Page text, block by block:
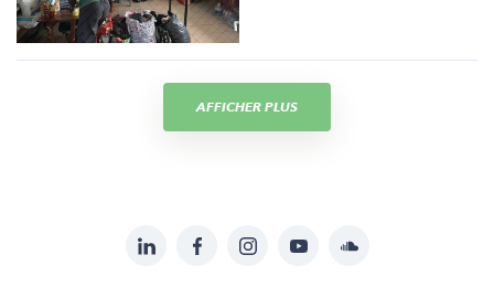
AFFICHER PLUS
LinkedInFacebookInstagramYouTubeSoundcloud